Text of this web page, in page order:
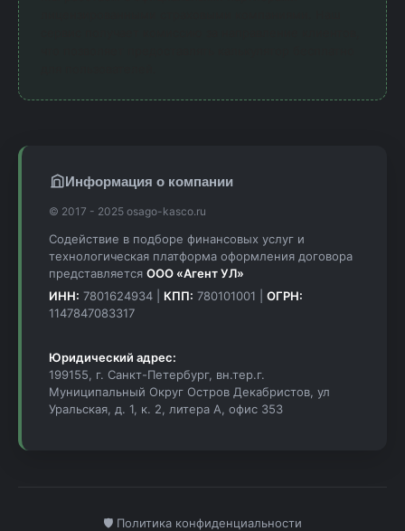
Информация о компании
© 2017 - 2025 osago-kasco.ru
Содействие в подборе финансовых услуг и
технологическая платформа оформления договора
представляется ООО «Агент УЛ»
ИНН: 7801624934 | КПП: 780101001 | ОГРН:
1147847083317
Юридический адрес:
199155, г. Санкт-Петербург, вн.тер.г.
Муниципальный Округ Остров Декабристов, ул
Уральская, д. 1, к. 2, литера А, офис 353
🛡️ Политика конфиденциальности